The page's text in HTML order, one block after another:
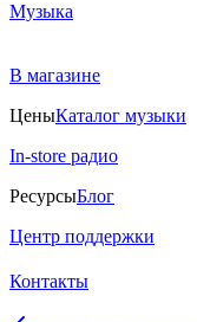
Музыка
В магазине
ЦеныКаталог музыки
In-store радио
РесурсыБлог
Центр поддержки
Контакты